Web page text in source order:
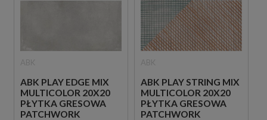
ABK PLAY EDGE MIX
MULTICOLOR 20X20
PŁYTKA GRESOWA
PATCHWORK
ABK PLAY STRING MIX
MULTICOLOR 20X20
PŁYTKA GRESOWA
PATCHWORK